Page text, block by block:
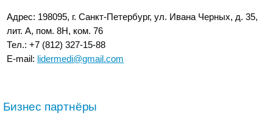
Адрес: 198095, г. Санкт-Петербург, ул. Ивана Черных, д. 35,
лит. А, пом. 8Н, ком. 76
Тел.: +7 (812) 327-15-88
E-mail: lidermedi@gmail.com
Бизнес партнёры